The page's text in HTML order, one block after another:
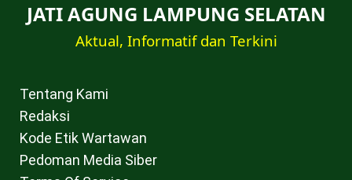
JATI AGUNG LAMPUNG SELATAN
Aktual, Informatif dan Terkini
Tentang Kami
Redaksi
Kode Etik Wartawan
Pedoman Media Siber